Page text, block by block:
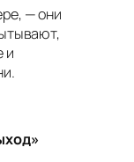
— они
и